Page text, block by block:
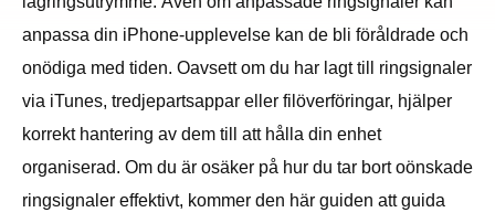
anpassa din iPhone-upplevelse kan de bli föråldrade och
onödiga med tiden. Oavsett om du har lagt till ringsignaler
via iTunes, tredjepartsappar eller filöverföringar, hjälper
korrekt hantering av dem till att hålla din enhet
organiserad. Om du är osäker på hur du tar bort oönskade
ringsignaler effektivt, kommer den här guiden att guida